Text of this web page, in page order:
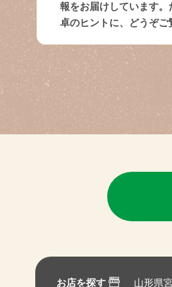
報をお届けしています
卓のヒントに、どうぞご
お店を探す 山形県